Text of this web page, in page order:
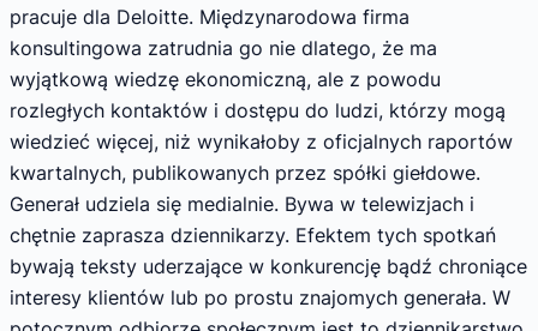
pracuje dla Deloitte. Międzynarodowa firma
konsultingowa zatrudnia go nie dlatego, że ma
wyjątkową wiedzę ekonomiczną, ale z powodu
rozległych kontaktów i dostępu do ludzi, którzy mogą
wiedzieć więcej, niż wynikałoby z oficjalnych raportów
kwartalnych, publikowanych przez spółki giełdowe.
Generał udziela się medialnie. Bywa w telewizjach i
chętnie zaprasza dziennikarzy. Efektem tych spotkań
bywają teksty uderzające w konkurencję bądź chroniące
interesy klientów lub po prostu znajomych generała. W